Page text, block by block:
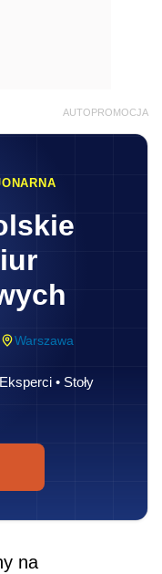
AUTOPROMOCJA
Warszawa
• Stoły
na